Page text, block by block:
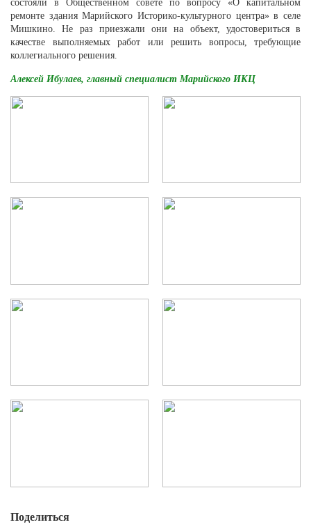
состояли в Общественном совете по вопросу «О капитальном
ремонте здания Марийского Историко-культурного центра» в селе
Мишкино. Не раз приезжали они на объект, удостовериться в
качестве выполняемых работ или решить вопросы, требующие
коллегиального решения.
Алексей Ибулаев, главный специалист Марийского ИКЦ
Поделиться